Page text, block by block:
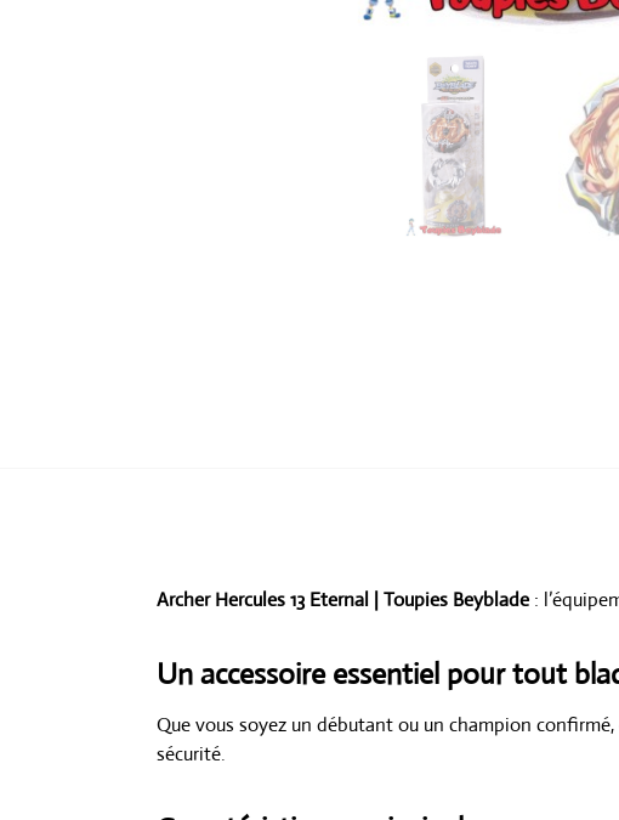
Archer Hercules 13 Eternal | Toupies Beyblade:
Un accessoire essentiel pour tout
Que vous soyez un débutant ou un champion
sécurité.